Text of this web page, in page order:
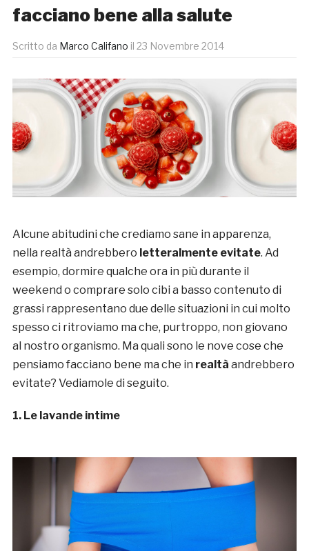
facciano bene alla salute
Scritto da Marco Califano il 23 Novembre 2014
Alcune abitudini che crediamo sane in apparenza,
nella realtà andrebbero letteralmente evitate. Ad
esempio, dormire qualche ora in più durante il
weekend o comprare solo cibi a basso contenuto di
grassi rappresentano due delle situazioni in cui molto
spesso ci ritroviamo ma che, purtroppo, non giovano
al nostro organismo. Ma quali sono le nove cose che
pensiamo facciano bene ma che in realtà andrebbero
evitate? Vediamole di seguito.
1. Le lavande intime